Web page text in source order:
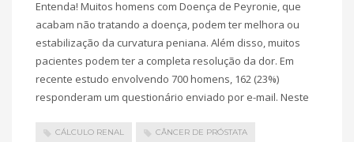
Entenda! Muitos homens com Doença de Peyronie, que
acabam não tratando a doença, podem ter melhora ou
estabilização da curvatura peniana. Além disso, muitos
pacientes podem ter a completa resolução da dor. Em
recente estudo envolvendo 700 homens, 162 (23%)
responderam um questionário enviado por e-mail. Neste
CÁLCULO RENAL CÂNCER DE PRÓSTATA